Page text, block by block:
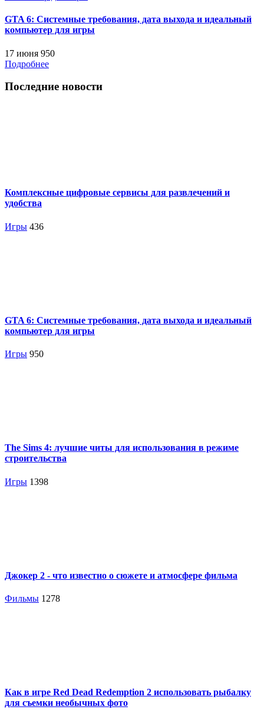
GTA 6: Системные требования, дата выхода и идеальный
компьютер для игры
17 июня 950
Подробнее
Последние новости
Комплексные цифровые сервисы для развлечений и
удобства
Игры 436
GTA 6: Системные требования, дата выхода и идеальный
компьютер для игры
Игры 950
The Sims 4: лучшие читы для использования в режиме
строительства
Игры 1398
Джокер 2 - что известно о сюжете и атмосфере фильма
Фильмы 1278
Как в игре Red Dead Redemption 2 использовать рыбалку
для съемки необычных фото